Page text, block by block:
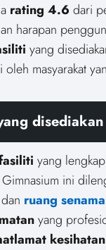
rating 4.6dari
harapan
yang
masyarakat
disediakan
yang
ini
ruang
yang
kesihatan